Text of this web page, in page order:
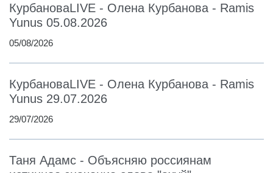
КурбановаLIVE - Олена Курбанова - Ramis
Yunus 05.08.2026
05/08/2026
КурбановаLIVE - Олена Курбанова - Ramis
Yunus 29.07.2026
29/07/2026
Таня Адамс - Объясняю россиянам